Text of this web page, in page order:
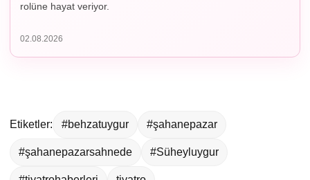
rolüne hayat veriyor.
02.08.2026
Etiketler: #behzatuygur #şahanepazar
#şahanepazarsahnede #Süheyluygur